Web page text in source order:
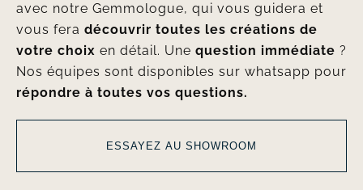
avec notre Gemmologue, qui vous guidera et
vous fera découvrir toutes les créations de
votre choix en détail. Une question immédiate ?
Nos équipes sont disponibles sur whatsapp pour
répondre à toutes vos questions.
ESSAYEZ AU SHOWROOM